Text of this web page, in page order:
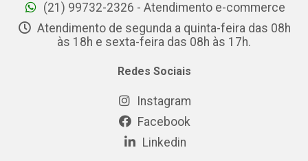
(21) 99732-2326 - Atendimento e-commerce
Atendimento de segunda a quinta-feira das 08h
às 18h e sexta-feira das 08h às 17h.
Redes Sociais
Instagram
Facebook
Linkedin